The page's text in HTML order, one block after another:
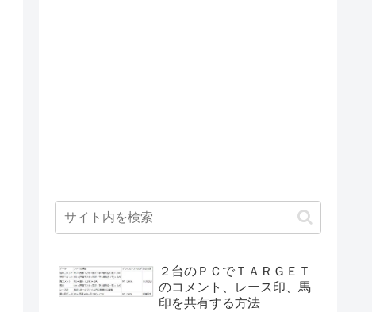
２台のＰＣでＴＡＲＧＥＴ
のコメント、レース印、馬
印を共有する方法